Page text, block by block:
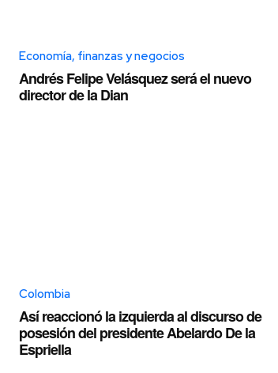
Economía, finanzas y negocios
Andrés Felipe Velásquez será el nuevo
director de la Dian
Colombia
Así reaccionó la izquierda al discurso de
posesión del presidente Abelardo De la
Espriella